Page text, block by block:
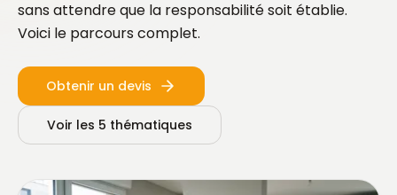
sans attendre que la responsabilité soit établie.
Voici le parcours complet.
Obtenir un devis
Voir les 5 thématiques